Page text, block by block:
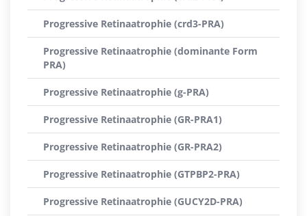
Progressive Retinaatrophie (crd3-PRA)
Progressive Retinaatrophie (dominante Form
PRA)
Progressive Retinaatrophie (g-PRA)
Progressive Retinaatrophie (GR-PRA1)
Progressive Retinaatrophie (GR-PRA2)
Progressive Retinaatrophie (GTPBP2-PRA)
Progressive Retinaatrophie (GUCY2D-PRA)